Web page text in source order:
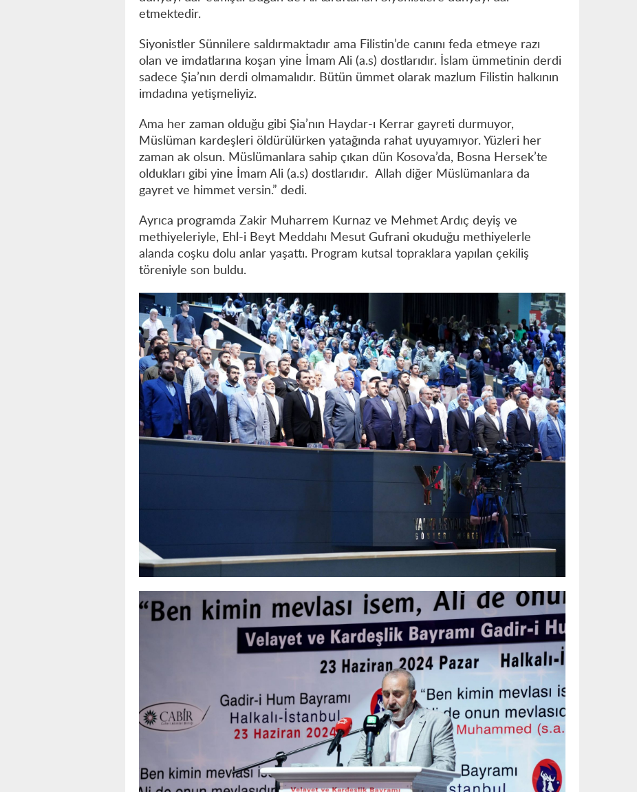
etmektedir.
Siyonistler Sünnilere saldırmaktadır ama Filistin’de canını feda etmeye razı
olan ve imdatlarına koşan yine İmam Ali (a.s) dostlarıdır. İslam ümmetinin derdi
sadece Şia’nın derdi olmamalıdır. Bütün ümmet olarak mazlum Filistin halkının
imdadına yetişmeliyiz.
Ama her zaman olduğu gibi Şia’nın Haydar-ı Kerrar gayreti durmuyor,
Müslüman kardeşleri öldürülürken yatağında rahat uyuyamıyor. Yüzleri her
zaman ak olsun. Müslümanlara sahip çıkan dün Kosova’da, Bosna Hersek’te
oldukları gibi yine İmam Ali (a.s) dostlarıdır. Allah diğer Müslümanlara da
gayret ve himmet versin.” dedi.
Ayrıca programda Zakir Muharrem Kurnaz ve Mehmet Ardıç deyiş ve
methiyeleriyle, Ehl-i Beyt Meddahı Mesut Gufrani okuduğu methiyelerle
alanda coşku dolu anlar yaşattı. Program kutsal topraklara yapılan çekiliş
töreniyle son buldu.